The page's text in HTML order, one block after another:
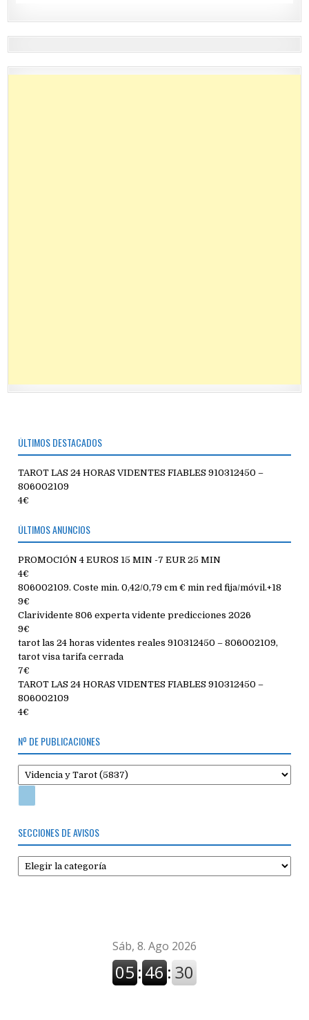
ÚLTIMOS DESTACADOS
TAROT LAS 24 HORAS VIDENTES FIABLES 910312450 –
806002109
4€
ÚLTIMOS ANUNCIOS
PROMOCIÓN 4 EUROS 15 MIN -7 EUR 25 MIN
4€
806002109. Coste min. 0,42/0,79 cm € min red fija/móvil.+18
9€
Clarividente 806 experta vidente predicciones 2026
9€
tarot las 24 horas videntes reales 910312450 – 806002109,
tarot visa tarifa cerrada
7€
TAROT LAS 24 HORAS VIDENTES FIABLES 910312450 –
806002109
4€
Nº DE PUBLICACIONES
SECCIONES DE AVISOS
Secciones
de